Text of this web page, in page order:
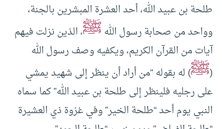
طلحة بن عبيد الله، أحد العشرة المبشرين بالجنة،
وواحد من صحابة رسول اللهﷺ، الذين نزلت فيهم
آيات من القرآن الكريم، ويكفيه وصف رسول الله
(ﷺ) له بقوله “من أراد أن ينظر إلى شهيد يمشي
على رجليه فلينظر إلى طلحة بن عبيد الله” كما سماه
النبي يوم أحد “طلحة الخير” وفي غزوة ذي العشيرة